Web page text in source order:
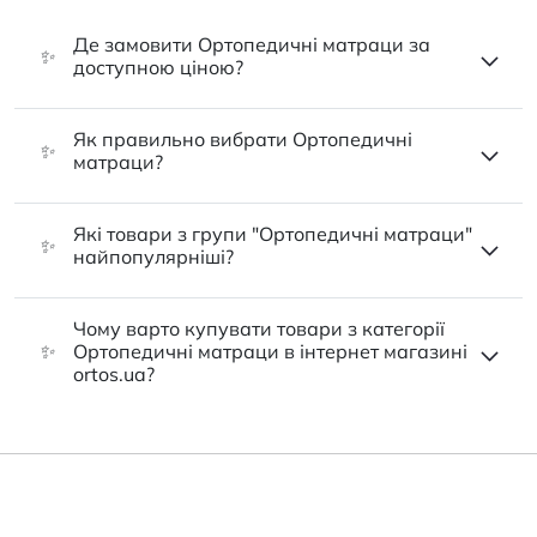
✨
Де замовити Ортопедичні матраци за
доступною ціною?
✨
Як правильно вибрати Ортопедичні
матраци?
✨
Які товари з групи "Ортопедичні матраци"
найпопулярніші?
✨
Чому варто купувати товари з категорії
Ортопедичні матраци в інтернет магазині
ortos.ua?